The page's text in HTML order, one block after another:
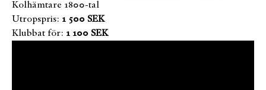
Kolhämtare 1800-tal
Utropspris: 1 500 SEK
Klubbat för: 1 100 SEK